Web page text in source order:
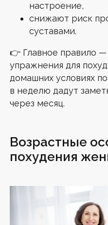
настроение,
снижают риск
суставами.
👉 Главное правило
упражнения для
домашних условиях
в неделю дадут
через месяц.
Возрастные
похудения